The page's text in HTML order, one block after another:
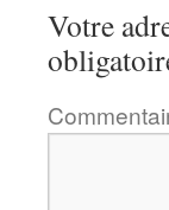
Votre